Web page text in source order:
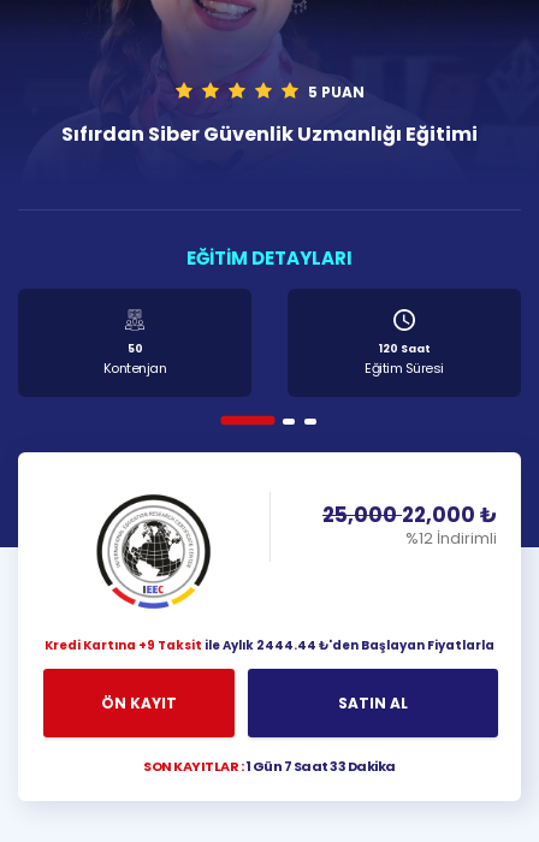
5 PUAN
Sıfırdan Siber Güvenlik Uzmanlığı Eğitimi
EĞİTİM DETAYLARI
50
Kontenjan
120 Saat
Eğitim Süresi
25,00022,000 ₺
%12 İndirimli
Kredi Kartına +9 Taksit ile Aylık 2444.44 ₺'den Başlayan Fiyatlarla
ÖN KAYIT SATIN AL
SON KAYITLAR :1 Gün 7 Saat 33 Dakika